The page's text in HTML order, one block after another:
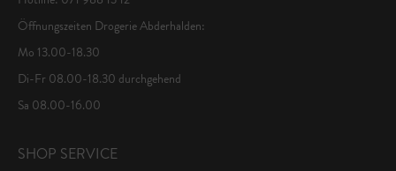
Öffnungszeiten Drogerie Abderhalden:
Mo 13.00-18.30
Di-Fr 08.00-18.30 durchgehend
Sa 08.00-16.00
SHOP SERVICE